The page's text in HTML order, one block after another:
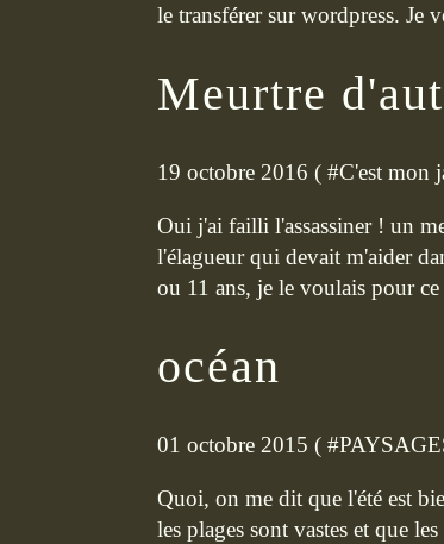
le transférer sur wordpress. Je
Meurtre
19 octobre 2016 ( #C'est mon
Oui j'ai failli l'assassiner ! un
l'élagueur qui devait m'aider
ou 11 ans, je le voulais pour
océan
01 octobre 2015 ( #
Quoi, on me dit que l'été est
les plages sont vastes et que